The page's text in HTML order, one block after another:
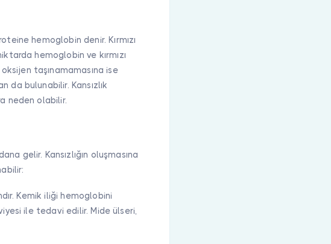
hemoglobin denir. Kırmızı
hemoglobin ve kırmızı
taşınamamasına ise
da bulunabilir. Kansızlık
neden olabilir.
gelir. Kansızlığın oluşmasına
Kemik iliği hemoglobini
ile tedavi edilir. Mide ülseri,